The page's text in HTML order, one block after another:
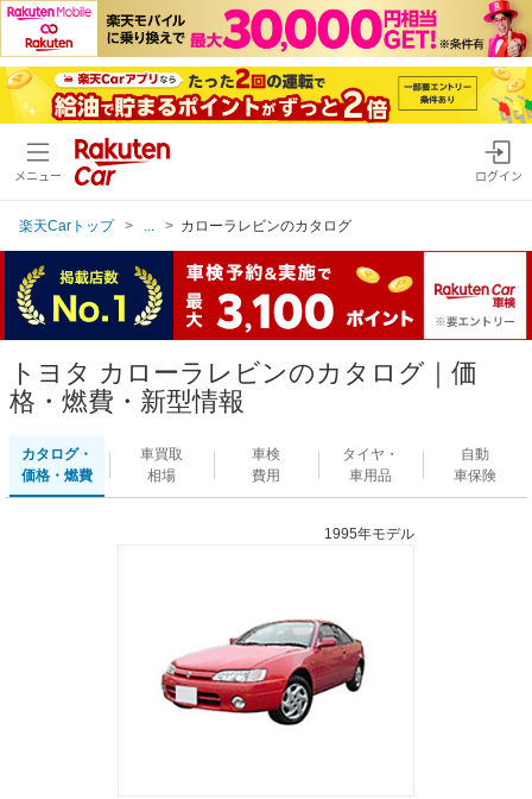
メニュー ログイン
楽天Carトップ カローラレビンのカタログ
トヨタ カローラレビンのカタログ｜価
格・燃費・新型情報
カタログ・
価格・燃費
車買取
相場
車検
費用
タイヤ・
車用品
自動
車保険
1995年モデル